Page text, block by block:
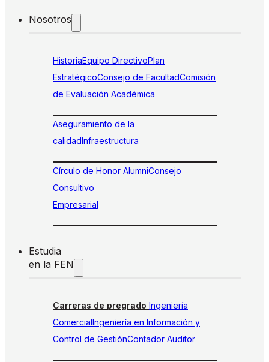
Nosotros
HistoriaEquipo DirectivoPlan
EstratégicoConsejo de FacultadComisión
de Evaluación Académica
Aseguramiento de la
calidadInfraestructura
Círculo de Honor AlumniConsejo
Consultivo
Empresarial
Estudia
en la FEN
Carreras de pregrado Ingeniería
ComercialIngeniería en Información y
Control de GestiónContador Auditor